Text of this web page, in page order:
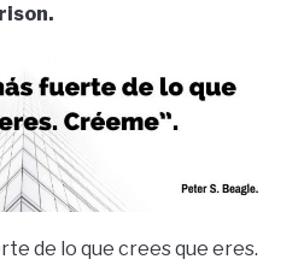
de lo que crees que eres.